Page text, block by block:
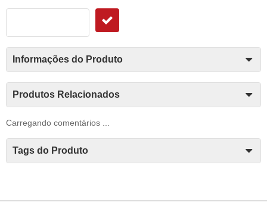
Informações do Produto
Produtos Relacionados
Carregando comentários ...
Tags do Produto